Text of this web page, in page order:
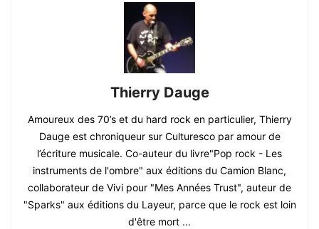
Thierry Dauge
Amoureux des 70’s et du hard rock en particulier, Thierry
Dauge est chroniqueur sur Culturesco par amour de
l’écriture musicale. Co-auteur du livre"Pop rock - Les
instruments de l'ombre" aux éditions du Camion Blanc,
collaborateur de Vivi pour "Mes Années Trust", auteur de
"Sparks" aux éditions du Layeur, parce que le rock est loin
d'être mort ...